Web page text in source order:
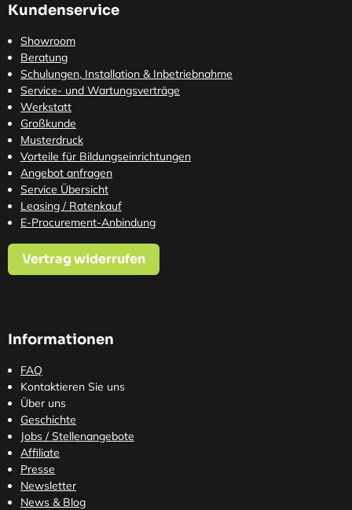
Kundenservice
Showroom
Beratung
Schulungen, Installation & Inbetriebnahme
Service- und Wartungsverträge
Werkstatt
Großkunde
Musterdruck
Vorteile für Bildungseinrichtungen
Angebot anfragen
Service Übersicht
Leasing / Ratenkauf
E-Procurement-Anbindung
Vertrag widerrufen
Informationen
FAQ
Kontaktieren Sie uns
Über uns
Geschichte
Jobs / Stellenangebote
Affiliate
Presse
Newsletter
News & Blog